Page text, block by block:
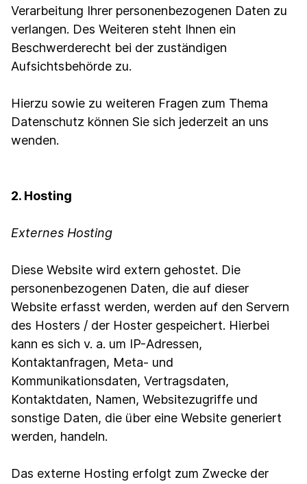
Verarbeitung Ihrer personenbezogenen Daten zu
verlangen. Des Weiteren steht Ihnen ein
Beschwerderecht bei der zuständigen
Aufsichtsbehörde zu.
Hierzu sowie zu weiteren Fragen zum Thema
Datenschutz können Sie sich jederzeit an uns
wenden.
2. Hosting
Externes Hosting
Diese Website wird extern gehostet. Die
personenbezogenen Daten, die auf dieser
Website erfasst werden, werden auf den Servern
des Hosters / der Hoster gespeichert. Hierbei
kann es sich v. a. um IP-Adressen,
Kontaktanfragen, Meta- und
Kommunikationsdaten, Vertragsdaten,
Kontaktdaten, Namen, Websitezugriffe und
sonstige Daten, die über eine Website generiert
werden, handeln.
Das externe Hosting erfolgt zum Zwecke der